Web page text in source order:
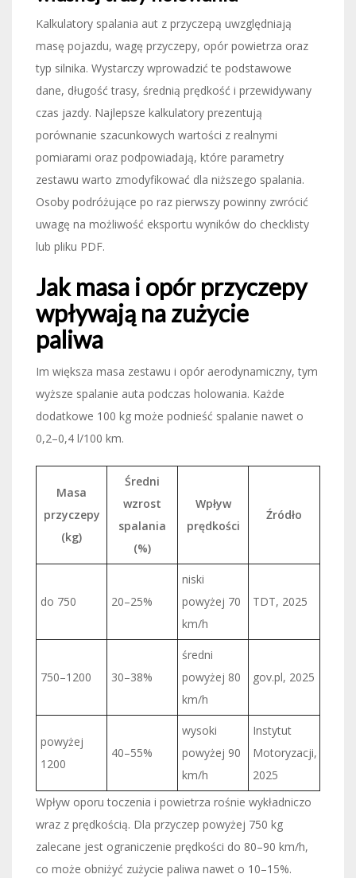
Kalkulatory spalania aut z przyczepą uwzględniają
masę pojazdu, wagę przyczepy, opór powietrza oraz
typ silnika. Wystarczy wprowadzić te podstawowe
dane, długość trasy, średnią prędkość i przewidywany
czas jazdy. Najlepsze kalkulatory prezentują
porównanie szacunkowych wartości z realnymi
pomiarami oraz podpowiadają, które parametry
zestawu warto zmodyfikować dla niższego spalania.
Osoby podróżujące po raz pierwszy powinny zwrócić
uwagę na możliwość eksportu wyników do checklisty
lub pliku PDF.
Jak masa i opór przyczepy
wpływają na zużycie
paliwa
Im większa masa zestawu i opór aerodynamiczny, tym
wyższe spalanie auta podczas holowania. Każde
dodatkowe 100 kg może podnieść spalanie nawet o
0,2–0,4 l/100 km.
Masa
przyczepy
(kg)
Średni
wzrost
spalania
(%)
Wpływ
prędkości
Źródło
do 750 20–25%
niski
powyżej 70
km/h
TDT, 2025
750–1200 30–38%
średni
powyżej 80
km/h
gov.pl, 2025
powyżej
1200
40–55%
wysoki
powyżej 90
km/h
Instytut
Motoryzacji,
2025
Wpływ oporu toczenia i powietrza rośnie wykładniczo
wraz z prędkością. Dla przyczep powyżej 750 kg
zalecane jest ograniczenie prędkości do 80–90 km/h,
co może obniżyć zużycie paliwa nawet o 10–15%.